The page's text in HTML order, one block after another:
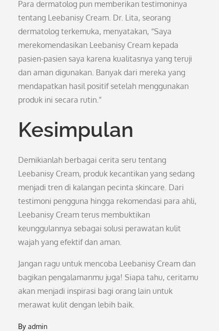
Para dermatolog pun memberikan testimoninya
tentang Leebanisy Cream. Dr. Lita, seorang
dermatolog terkemuka, menyatakan, “Saya
merekomendasikan Leebanisy Cream kepada
pasien-pasien saya karena kualitasnya yang teruji
dan aman digunakan. Banyak dari mereka yang
mendapatkan hasil positif setelah menggunakan
produk ini secara rutin.”
Kesimpulan
Demikianlah berbagai cerita seru tentang
Leebanisy Cream, produk kecantikan yang sedang
menjadi tren di kalangan pecinta skincare. Dari
testimoni pengguna hingga rekomendasi para ahli,
Leebanisy Cream terus membuktikan
keunggulannya sebagai solusi perawatan kulit
wajah yang efektif dan aman.
Jangan ragu untuk mencoba Leebanisy Cream dan
bagikan pengalamanmu juga! Siapa tahu, ceritamu
akan menjadi inspirasi bagi orang lain untuk
merawat kulit dengan lebih baik.
Byadmin